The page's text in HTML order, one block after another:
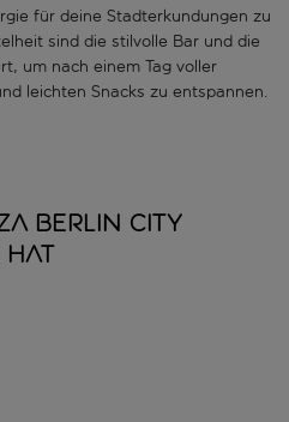
für deine Stadterkundungen zu
sind die stilvolle Bar und die
um nach einem Tag voller
leichten Snacks zu entspannen.
Berlin City
hat